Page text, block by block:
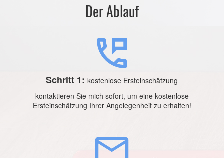
Der Ablauf
Schritt 1: kostenlose Ersteinschätzung
kontaktieren Sie mich sofort, um eine kostenlose
Ersteinschätzung Ihrer Angelegenheit zu erhalten!